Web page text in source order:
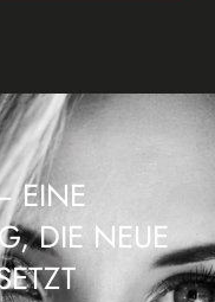
EINE
DIE NEUE